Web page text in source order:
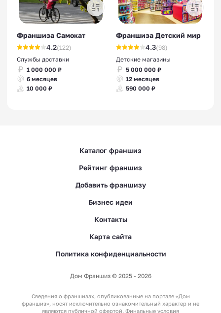
Франшиза Самокат
4.2(122)
Службы доставки
1 000 000 ₽
6 месяцев
10 000 ₽
Франшиза Детский мир
4.3(98)
Детские магазины
5 000 000 ₽
12 месяцев
590 000 ₽
Каталог франшиз
Рейтинг франшиз
Добавить франшизу
Бизнес идеи
Контакты
Карта сайта
Политика конфиденциальности
Дом Франшиз © 2025 - 2026